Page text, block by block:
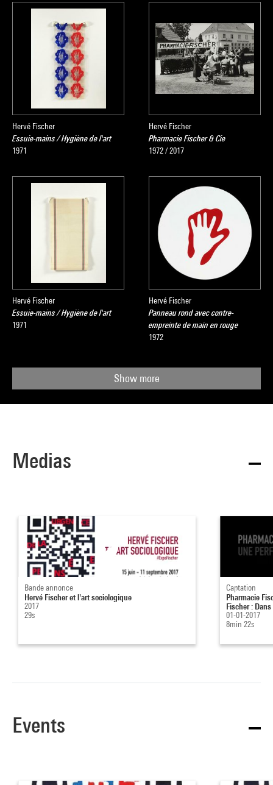
Hervé Fischer
Essuie-mains / Hygiène de l'art
1971
Hervé Fischer
Pharmacie Fischer & Cie
1972 / 2017
Hervé Fischer
Essuie-mains / Hygiène de l'art
1971
Hervé Fischer
Panneau rond avec contre-
empreinte de main en rouge
1972
Show more
Medias
Bande annonce
Hervé Fischer et l'art sociologique
2017
29s
Captation
Pharmacie
Fischer :
01-01-2017
8min 22s
Events